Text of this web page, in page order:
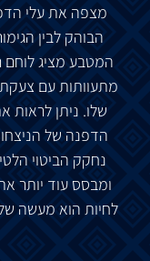
מצפה את עלי
הבוהק לבין
המטבע מציג לוחם
מתעוותות עם
שלו. ניתן לראות
הדפנה של
נחקק הביטוי
ומבסס עוד יותר
לחיות הוא מעשה